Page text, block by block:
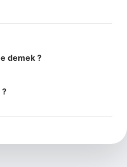
demek ?
?